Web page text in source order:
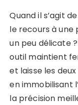
Quand il s’agit
le recours à une
un peu délicate
outil maintient
et laisse les
en immobilisant
la précision